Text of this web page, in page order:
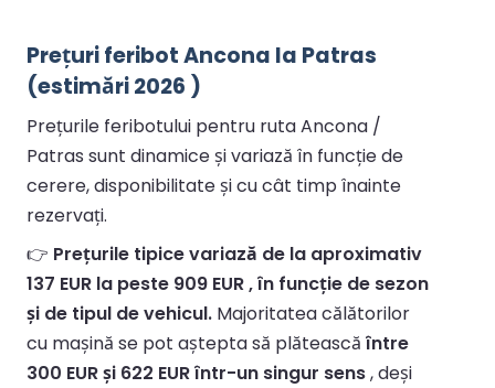
Prețuri feribot Ancona la Patras
(estimări 2026 )
Prețurile feribotului pentru ruta Ancona /
Patras sunt dinamice și variază în funcție de
cerere, disponibilitate și cu cât timp înainte
rezervați.
👉 Prețurile tipice variază de la aproximativ
137 EUR la peste 909 EUR , în funcție de sezon
și de tipul de vehicul. Majoritatea călătorilor
cu mașină se pot aștepta să plătească între
300 EUR și 622 EUR într-un singur sens, deși